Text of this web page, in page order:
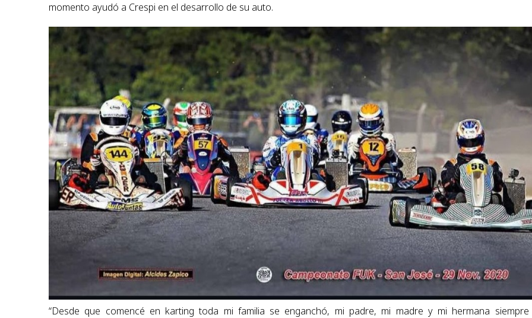
momento ayudó a Crespi en el desarrollo de su auto.
“Desde que comencé en karting toda mi familia se enganchó, mi padre, mi madre y mi hermana